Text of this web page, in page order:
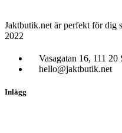
Jaktbutik.net är perfekt för dig
2022
Vasagatan 16, 111 20
hello@jaktbutik.net
Inlägg